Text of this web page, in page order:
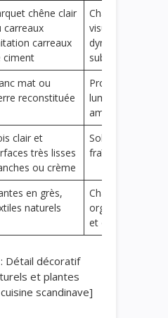
chêne clair
carreaux
carreaux
ciment
Chaleur
visuelle et
dynamisme
subtil
mat ou
reconstituée
Propreté et
luminosité
amplifiée
clair et
très lisses
ou crème
Sobriété et
fraîcheur
en grès,
naturels
Charme
organique
et douceur
Détail décoratif
et plantes
scandinave]